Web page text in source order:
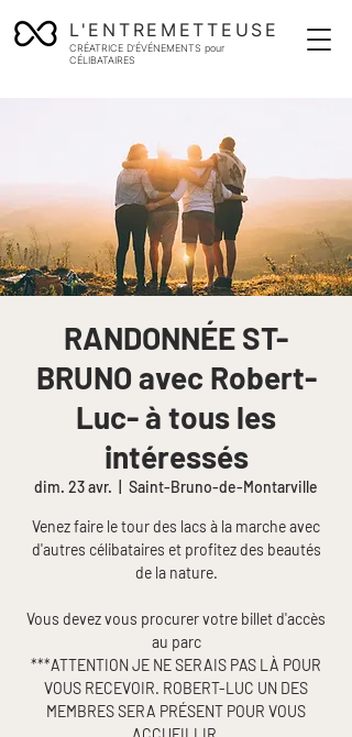
L'ENTREMETTEUSE
CRÉATRICE D'ÉVÉNEMENTS pour
CÉLIBATAIRES
RANDONNÉE ST-
BRUNO avec Robert-
Luc- à tous les
intéressés
dim. 23 avr. Saint-Bruno-de-Montarville
Venez faire le tour des lacs à la marche avec
d'autres célibataires et profitez des beautés
de la nature.
Vous devez vous procurer votre billet d'accès
au parc
***ATTENTION JE NE SERAIS PAS LÀ POUR
VOUS RECEVOIR. ROBERT-LUC UN DES
MEMBRES SERA PRÉSENT POUR VOUS